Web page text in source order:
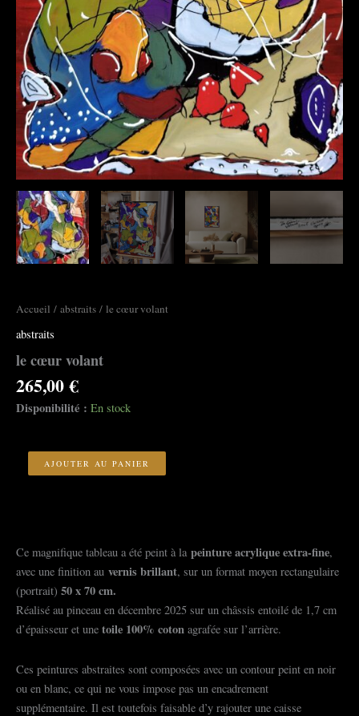
Accueil / abstraits / le cœur volant
abstraits
le cœur volant
265,00€
Disponibilité : En stock
AJOUTER AU PANIER
Ce magnifique tableau a été peint à la peinture acrylique extra-fine,
avec une finition au vernis brillant, sur un format moyen rectangulaire
(portrait) 50 x 70 cm.
Réalisé au pinceau en décembre 2025 sur un châssis entoilé de 1,7 cm
d’épaisseur et une toile 100% coton agrafée sur l’arrière.
Ces peintures abstraites sont composées avec un contour peint en noir
ou en blanc, ce qui ne vous impose pas un encadrement
supplémentaire. Il est toutefois faisable d’y rajouter une caisse